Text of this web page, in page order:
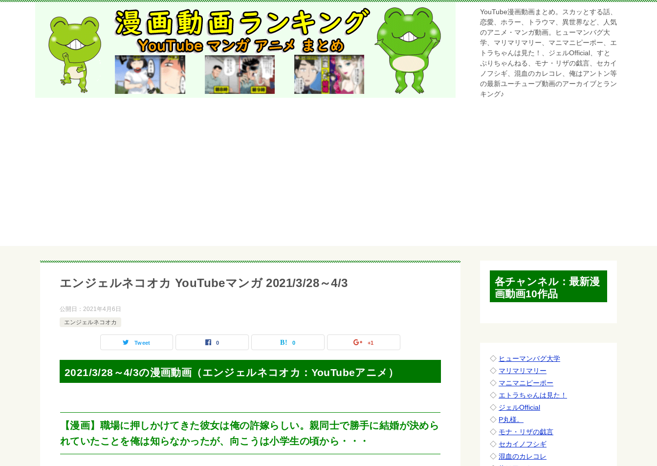
YouTube漫画動画まとめ。スカッとする話、
恋愛、ホラー、トラウマ、異世界など、人気
のアニメ・マンガ動画。ヒューマンバグ大
学、マリマリマリー、マニマニピーポー、エ
トラちゃんは見た！、ジェルOfficial、すと
ぷりちゃんねる、モナ・リザの戯言、セカイ
ノフシギ、混血のカレコレ、俺はアントン等
の最新ユーチューブ動画のアーカイブとラン
キング♪
エンジェルネコオカ YouTubeマンガ 2021/3/28～4/3
公開日： 2021年4月6日
エンジェルネコオカ
Tweet 0 0 +1
2021/3/28～4/3の漫画動画（エンジェルネコオカ：YouTubeアニメ）
【漫画】職場に押しかけてきた彼女は俺の許嫁らしい。親同士で勝手に結婚が決めら
れていたことを俺は知らなかったが、向こうは小学生の頃から・・・
各チャンネル：最新漫
画動画10作品
◇ ヒューマンバグ大学
◇ マリマリマリー
◇ マニマニピーポー
◇ エトラちゃんは見た！
◇ ジェルOfficial
◇ P丸様。
◇ モナ・リザの戯言
◇ セカイノフシギ
◇ 混血のカレコレ